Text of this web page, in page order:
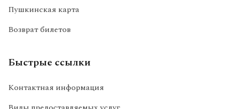
Пушкинская карта
Возврат билетов
Быстрые ссылки
Контактная информация